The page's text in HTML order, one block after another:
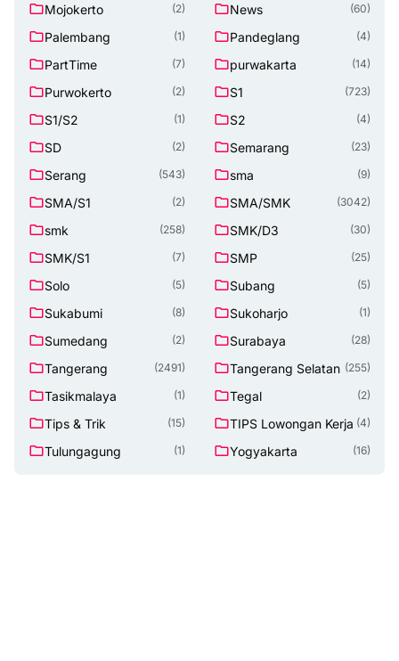
Mojokerto (2) News (60)
Palembang (1) Pandeglang (4)
PartTime (7) purwakarta (14)
Purwokerto (2) S1 (723)
S1/S2 (1) S2 (4)
SD (2) Semarang (23)
Serang (543) sma (9)
SMA/S1 (2) SMA/SMK (3042)
smk (258) SMK/D3 (30)
SMK/S1 (7) SMP (25)
Solo (5) Subang (5)
Sukabumi (8) Sukoharjo (1)
Sumedang (2) Surabaya (28)
Tangerang (2491) Tangerang Selatan (255)
Tasikmalaya (1) Tegal (2)
Tips & Trik (15) TIPS Lowongan Kerja (4)
Tulungagung (1) Yogyakarta (16)